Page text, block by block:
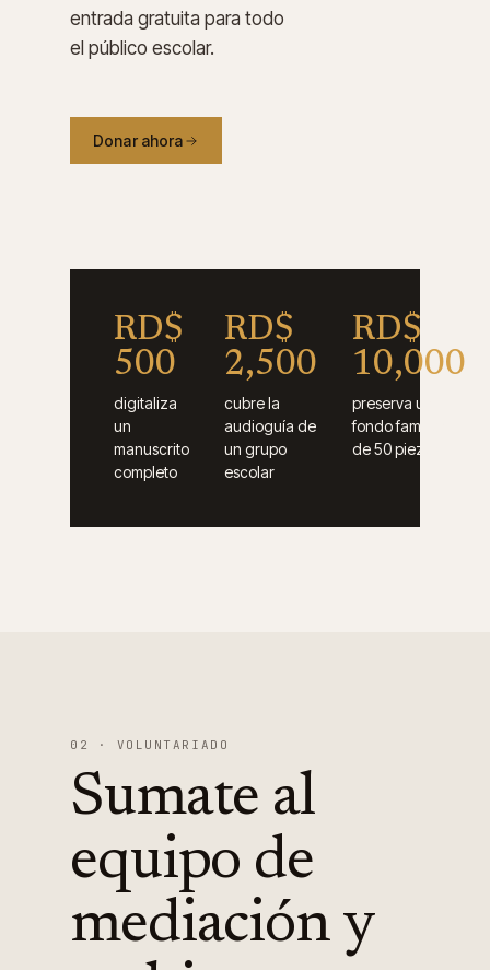
entrada gratuita para todo
el público escolar.
Donar ahora
RD$
500
digitaliza
un
manuscrito
completo
RD$
2,500
cubre la
audioguía de
un grupo
escolar
RD$
10,000
preserva un
fondo familiar
de 50 piezas
02 · VOLUNTARIADO
Sumate al
equipo de
mediación y